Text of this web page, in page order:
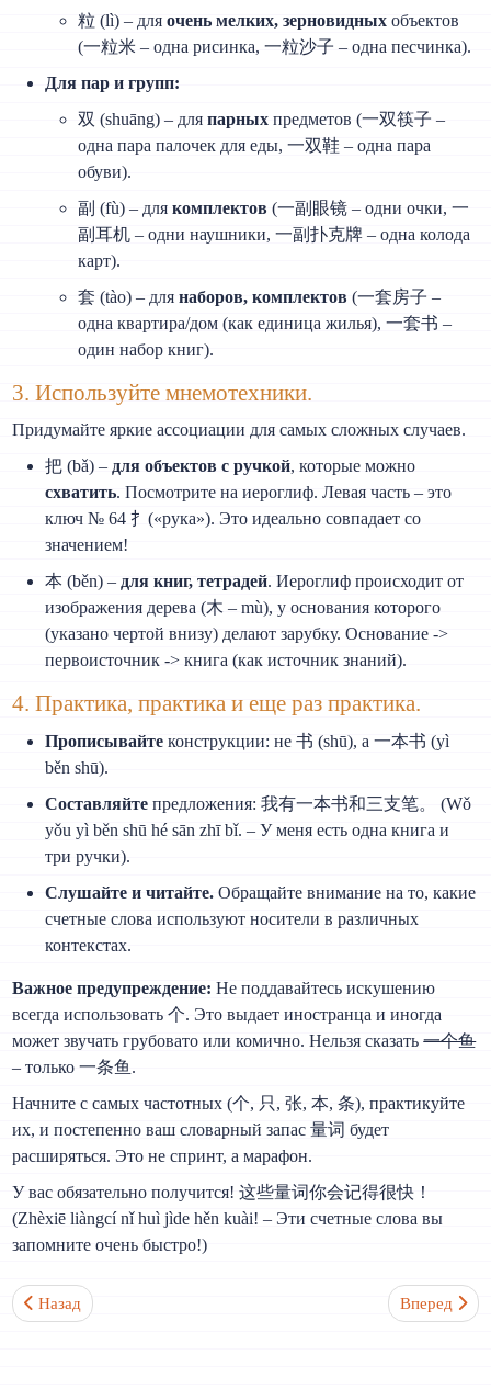
粒 (lì) – дляочень мелких, зерновидных объектов
(一粒米 – одна рисинка, 一粒沙子 – одна песчинка).
Для пар и групп:
双 (shuāng) – дляпарных предметов (一双筷子 –
одна пара палочек для еды, 一双鞋 – одна пара
обуви).
副 (fù) – длякомплектов (一副眼镜 – одни очки, 一
副耳机 – одни наушники, 一副扑克牌 – одна колода
карт).
套 (tào) – длянаборов, комплектов (一套房子 –
одна квартира/дом (как единица жилья), 一套书 –
один набор книг).
3. Используйте мнемотехники.
Придумайте яркие ассоциации для самых сложных случаев.
把 (bǎ) – для объектов с ручкой, которые можно
схватить. Посмотрите на иероглиф. Левая часть – это
ключ № 64 扌(«рука»). Это идеально совпадает со
значением!
本 (běn) – для книг, тетрадей. Иероглиф происходит от
изображения дерева (木 – mù), у основания которого
(указано чертой внизу) делают зарубку. Основание ->
первоисточник -> книга (как источник знаний).
4. Практика, практика и еще раз практика.
Прописывайте конструкции: не 书 (shū), а 一本书 (yì
běn shū).
Составляйте предложения: 我有一本书和三支笔。 (Wǒ
yǒu yì běn shū hé sān zhī bǐ. – У меня есть одна книга и
три ручки).
Слушайте и читайте. Обращайте внимание на то, какие
счетные слова используют носители в различных
контекстах.
Важное предупреждение: Не поддавайтесь искушению
всегда использовать 个. Это выдает иностранца и иногда
может звучать грубовато или комично. Нельзя сказать一个鱼
– только 一条鱼.
Начните с самых частотных (个, 只, 张, 本, 条), практикуйте
их, и постепенно ваш словарный запас 量词 будет
расширяться. Это не спринт, а марафон.
У вас обязательно получится! 这些量词你会记得很快！
(Zhèxiē liàngcí nǐ huì jìde hěn kuài! – Эти счетные слова вы
запомните очень быстро!)
Предыдущий: Правда ли, что грамматика китайского проще,
Назад Следующий:
Вперед